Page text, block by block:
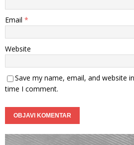
Email *
Website
Save my name, email, and website
time I comment.